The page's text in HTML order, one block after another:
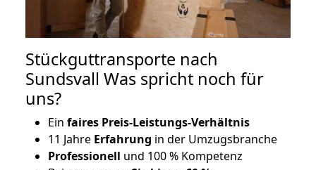
Stückguttransporte nach
Sundsvall Was spricht noch für
uns?
Ein faires Preis-Leistungs-Verhältnis
11 Jahre Erfahrung in der Umzugsbranche
Professionell und 100 % Kompetenz